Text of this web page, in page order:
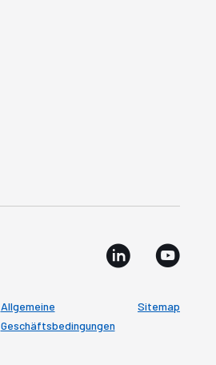
Allgemeine
Geschäftsbedingungen
Sitemap